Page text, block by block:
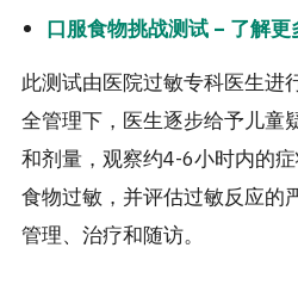
口服食物挑战测试 – 了解更
此测试由医院过敏专科医生进
全管理下，医生逐步给予儿童
和剂量，观察约4-6小时内的
食物过敏，并评估过敏反应的
管理、治疗和随访。